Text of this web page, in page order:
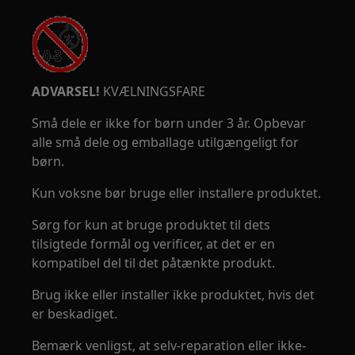
ADVARSEL! KVÆLNINGSFARE
Små dele er ikke for børn under 3 år. Opbevar
alle små dele og emballage utilgængeligt for
børn.
Kun voksne bør bruge eller installere produktet.
Sørg for kun at bruge produktet til dets
tilsigtede formål og verificer, at det er en
kompatibel del til det påtænkte produkt.
Brug ikke eller installer ikke produktet, hvis det
er beskadiget.
Bemærk venligst, at selv-reparation eller ikke-